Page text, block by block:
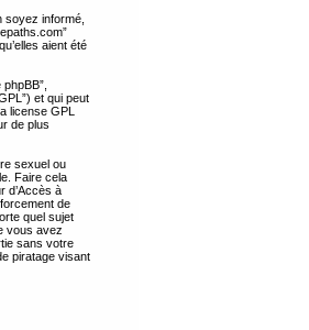
soyez informé,
aient été
et qui peut
license GPL
de plus
sexuel ou
Faire cela
d’Accès à
de
quel sujet
vous avez
sans votre
piratage visant